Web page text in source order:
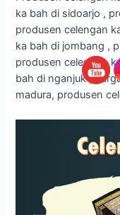
ka bah di sidoarjo ,
produsen celengan
ka bah di jombang ,
produsen celengan
bah di nganjuk ,
madura, produsen